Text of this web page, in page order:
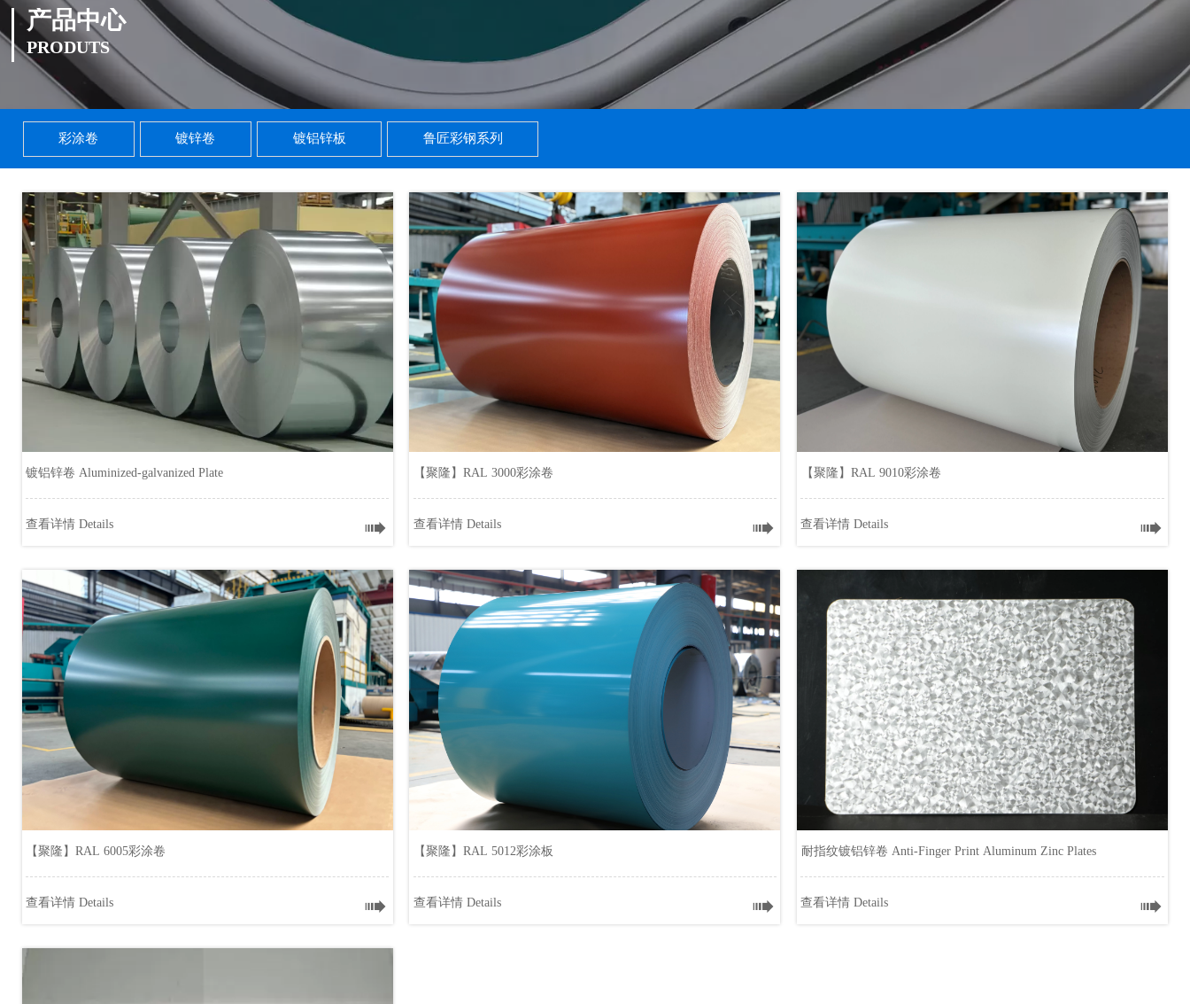
产品中心
PRODUTS
彩涂卷 镀锌卷 镀铝锌板 鲁匠彩钢系列
镀铝锌卷 Aluminized-galvanized Plate
镀铝锌卷 Aluminized-galvanized Plate
查看详情 Details 
【聚隆】RAL 3000彩涂卷
【聚隆】RAL 3000彩涂卷
查看详情 Details 
【聚隆】RAL 9010彩涂卷
查看详情 Details 
【聚隆】RAL 6005彩涂卷
【聚隆】RAL 6005彩涂卷
查看详情 Details 
【聚隆】RAL 5012彩涂板
查看详情 Details 
耐指纹镀铝锌卷 Anti-Finger Print Aluminum Zinc Plates
查看详情 Details 